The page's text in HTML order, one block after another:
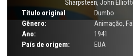
Sharpsteen, John
Título original
Dumbo
Gênero:
Animação,
Ano:
1941
País de origem:
EUA